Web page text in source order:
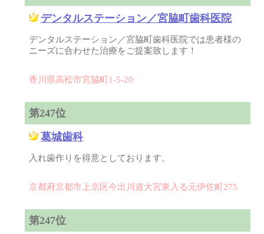
デンタルステーション／宮脇町歯科医院
デンタルステーション／宮脇町歯科医院では患者様の
ニーズに合わせた治療をご提案致します！
香川県高松市宮脇町1-5-20
第247位
葛城歯科
入れ歯作りを得意としております。
京都府京都市上京区今出川道大宮東入る元伊佐町275
第247位